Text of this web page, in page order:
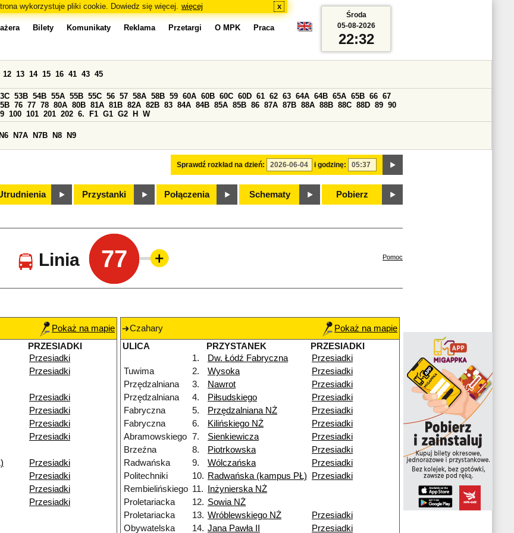
wykorzystuje pliki cookie. Dowiedz się więcej. więcej x
Bilety Komunikaty Reklama Przetargi O MPK Praca
Sprawdź rozkład na dzień: i godzinę:
12 13 14 15 16 41 43 45
53B 54B 55A 55B 55C 56 57 58A 58B 59 60A 60B 60C 60D 61 62 63 64A 64B 65A 65B 66 67
76 77 78 80A 80B 81A 81B 82A 82B 83 84A 84B 85A 85B 86 87A 87B 88A 88B 88C 88D 89 90
100 101 201 202 6. F1 G1 G2 H W
N6 N7A N7B N8 N9
Przystanki Połączenia Schematy Pobierz
Środa
05-08-2026
22:32
Linia 77 Pomoc
Pokaż na mapie
PRZESIADKI
Przesiadki
Przesiadki
Przesiadki
Przesiadki
Przesiadki
Przesiadki
Przesiadki
Przesiadki
Przesiadki
Przesiadki
Czahary
Pokaż na mapie
ULICA
PRZYSTANEK
PRZESIADKI
1.
Dw. Łódź Fabryczna
Przesiadki
Tuwima
2. Wysoka
Przesiadki
Przędzalniana
3. Nawrot
Przesiadki
Przędzalniana
4. Piłsudskiego
Przesiadki
Fabryczna
5. Przędzalniana NŻ
Przesiadki
Fabryczna
6. Kilińskiego NŻ
Przesiadki
Abramowskiego 7. Sienkiewicza
Przesiadki
Brzeźna
8. Piotrkowska
Przesiadki
Radwańska
9. Wólczańska
Przesiadki
Politechniki
10. Radwańska (kampus PŁ)
Przesiadki
Rembielińskiego 11.
Inżynierska NŻ
Proletariacka
12. Sowia NŻ
Proletariacka
13. Wróblewskiego NŻ
Przesiadki
Obywatelska
14. Jana Pawła II Przesiadki